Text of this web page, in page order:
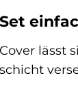
lässt